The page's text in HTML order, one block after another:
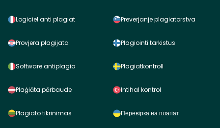
Logiciel anti plagiat
Provjera plagijata
Software antiplagio
Plaģiāta pārbaude
Plagiato tikrinimas
Preverjanje plagiatorstva
Plagiointi tarkistus
Plagiatkontroll
Intihal kontrol
Перевірка на плагіат